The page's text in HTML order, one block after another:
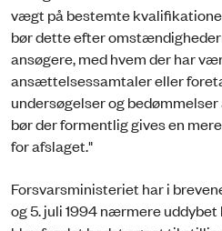
vægt på bestemte
bør dette efter
ansøgere, med hvem der har
ansættelsessamtaler eller
undersøgelser og
bør der formentlig gives en
for afslaget."
Forsvarsministeriet har i
og 5. juli 1994 nærmere